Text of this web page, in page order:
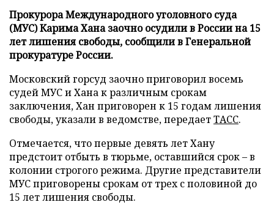
Прокурора Международного уголовного суда
(МУС) Карима Хана заочно осудили в России на 15
лет лишения свободы, сообщили в Генеральной
прокуратуре России.
Московский горсуд заочно приговорил восемь
судей МУС и Хана к различным срокам
заключения, Хан приговорен к 15 годам лишения
свободы, указали в ведомстве, передаетТАСС.
Отмечается, что первые девять лет Хану
предстоит отбыть в тюрьме, оставшийся срок – в
колонии строгого режима. Другие представители
МУС приговорены срокам от трех с половиной до
15 лет лишения свободы.